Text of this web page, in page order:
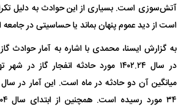
آتش‌سوزی است. بسیاری از این حوادث به دلیل
است از دید عموم پنهان بماند یا حساسیتی در جامعه
به گزارش ایسنا، محمدی با اشاره به آمار حوادث
در سال ۱۴۰۲.۲۴ مورد حادثه انفجار